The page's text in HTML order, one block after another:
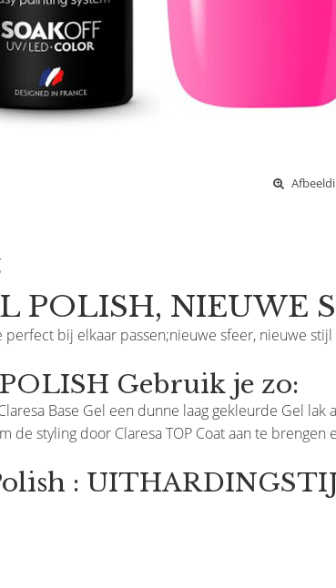
POLISH, NIEUWE
bij elkaar passen;nieuwe sfeer, nieuwe
Gebruik je zo:
Base Gel een dunne laag gekleurde Gel
de styling door Claresa TOP Coat aan te brengen
: